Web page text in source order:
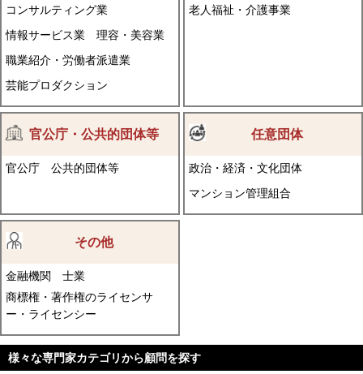
コンサルティング業
情報サービス業
理容・美容業
職業紹介・労働者派遣業
芸能プロダクション
老人福祉・介護事業
官公庁・公共的団体等
官公庁 公共的団体等
任意団体
政治・経済・文化団体
マンション管理組合
その他
金融機関
士業
商標権・著作権のライセンサ
ー・ライセンシー
様々な専門家カテゴリから顧問を探す